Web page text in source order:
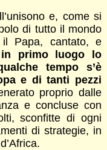
e, come si
di tutto il mondo
Papa, cantato, e
primo luogo lo
tempo s’è
e di tanti pezzi
proprio dalle
e concluse con
sconfitte di ogni
di strategie, in